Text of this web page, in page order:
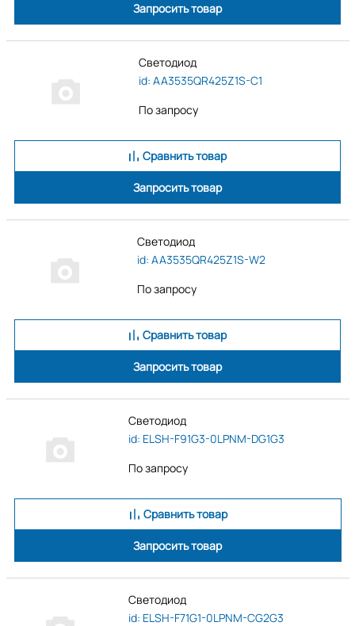
Запросить товар
Светодиод
id: AA3535QR425Z1S-C1
По запросу
Сравнить товар
Запросить товар
Светодиод
id: AA3535QR425Z1S-W2
По запросу
Сравнить товар
Запросить товар
Светодиод
id: ELSH-F91G3-0LPNM-DG1G3
По запросу
Сравнить товар
Запросить товар
Светодиод
id: ELSH-F71G1-0LPNM-CG2G3